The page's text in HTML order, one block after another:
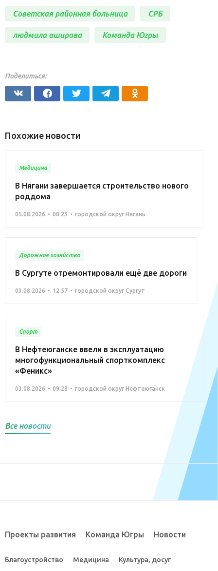
Советская районная больница СРБ
людмила аширова Команда Югры
Поделиться:
Похожие новости
Медицина
В Нягани завершается строительство нового
роддома
05.08.2026 08:23 городской округ Нягань
Дорожное хозяйство
В Сургуте отремонтировали ещё две дороги
03.08.2026 12:57 городской округ Сургут
Спорт
В Нефтеюганске ввели в эксплуатацию
многофункциональный спорткомплекс
«Феникс»
03.08.2026 09:28 городской округ Нефтеюганск
Все новости
Проекты развития Команда Югры Новости
Благоустройство Медицина Культура, досуг